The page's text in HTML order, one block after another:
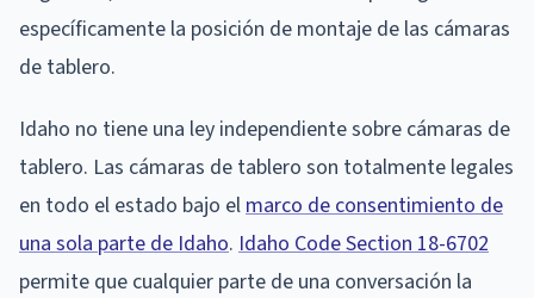
específicamente la posición de montaje de las cámaras
de tablero.
Idaho no tiene una ley independiente sobre cámaras de
tablero. Las cámaras de tablero son totalmente legales
en todo el estado bajo el marco de consentimiento de
una sola parte de Idaho. Idaho Code Section 18-6702
permite que cualquier parte de una conversación la